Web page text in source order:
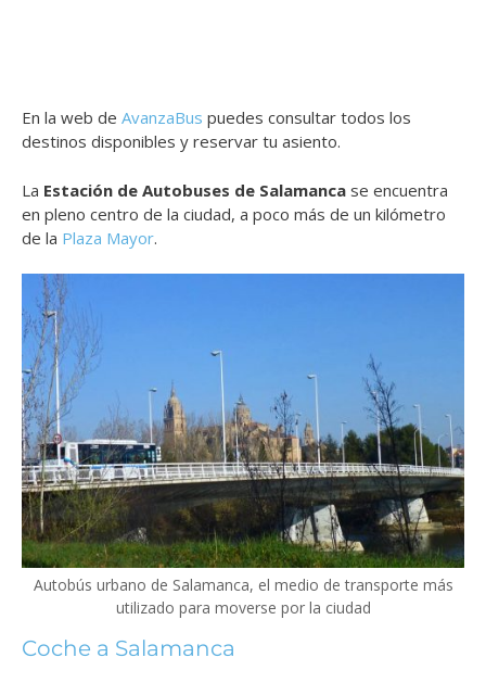
En la web de AvanzaBus puedes consultar todos los
destinos disponibles y reservar tu asiento.
La Estación de Autobuses de Salamanca se encuentra
en pleno centro de la ciudad, a poco más de un kilómetro
de la Plaza Mayor.
Autobús urbano de Salamanca, el medio de transporte más
utilizado para moverse por la ciudad
Coche a Salamanca